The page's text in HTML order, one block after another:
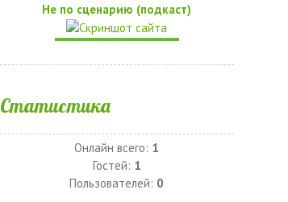
Не по сценарию (подкаст)
Статистика
Онлайн всего: 1
Гостей: 1
Пользователей: 0